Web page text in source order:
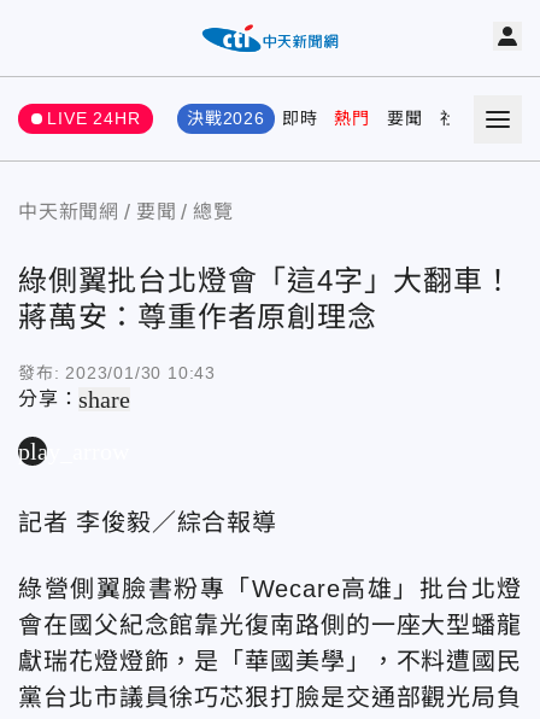
LIVE 24HR 決戰2026 即時 熱門 要聞 社會 娛樂
中天新聞網 要聞 總覽
綠側翼批台北燈會「這4字」大翻車！
蔣萬安：尊重作者原創理念
發布: 2023/01/30 10:43
分享：share
play_arrow
記者 李俊毅／綜合報導
綠營側翼臉書粉專「Wecare高雄」批台北燈
會在國父紀念館靠光復南路側的一座大型蟠龍
獻瑞花燈燈飾，是「華國美學」，不料遭國民
黨台北市議員徐巧芯狠打臉是交通部觀光局負